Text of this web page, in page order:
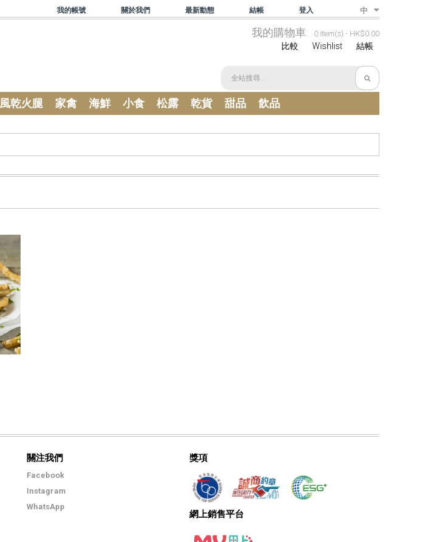
中
我的帳號 關於我們 最新動態 結帳 登入
我的購物車: 0 item(s) - HK$0.00
比較 Wishlist 結帳
風乾火腿 家禽 海鮮 小食 松露 乾貨 甜品 飲品
關注我們
Facebook
Instagram
WhatsApp
獎項
網上銷售平台